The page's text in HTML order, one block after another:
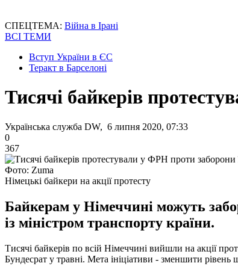
СПЕЦТЕМА: Війна в Ірані
ВСІ ТЕМИ
Вступ України в ЄС
Теракт в Барселоні
Тисячі байкерів
Українська служба DW, 6 липня 2020, 07:33
0
367
Фото: Zuma
Німецькі байкери на акції протесту
Байкерам у Німеччині можуть
із міністром транспорту країни.
Тисячі байкерів по всій Німеччині вийшли на акції
Бундесрат у травні. Мета ініціативи - зменшити